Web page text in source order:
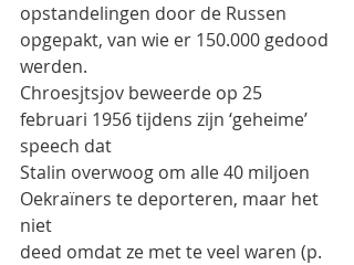
opstandelingen door de Russen
opgepakt, van wie er 150.000 gedood
werden.
Chroesjtsjov beweerde op 25
februari 1956 tijdens zijn ‘geheime’
speech dat
Stalin overwoog om alle 40 miljoen
Oekraïners te deporteren, maar het
niet
deed omdat ze met te veel waren (p.